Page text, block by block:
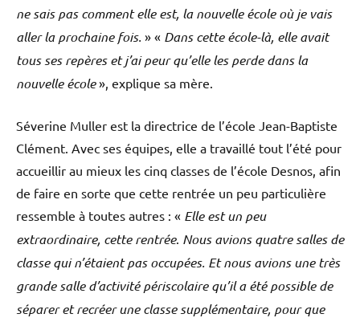
ne sais pas comment elle est, la nouvelle école où je vais
aller la prochaine fois. » « Dans cette école-là, elle avait
tous ses repères et j’ai peur qu’elle les perde dans la
nouvelle école», explique sa mère.
Séverine Muller est la directrice de l’école Jean-Baptiste
Clément. Avec ses équipes, elle a travaillé tout l’été pour
accueillir au mieux les cinq classes de l’école Desnos, afin
de faire en sorte que cette rentrée un peu particulière
ressemble à toutes autres : « Elle est un peu
extraordinaire, cette rentrée. Nous avions quatre salles de
classe qui n’étaient pas occupées. Et nous avions une très
grande salle d’activité périscolaire qu’il a été possible de
séparer et recréer une classe supplémentaire, pour que